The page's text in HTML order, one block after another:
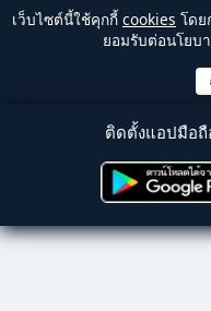
เว็บไซต์นี้ใช้คุกกี้ cookies โดย
ยอมรับต่อนโยบ
ติดตั้งแอปมือ